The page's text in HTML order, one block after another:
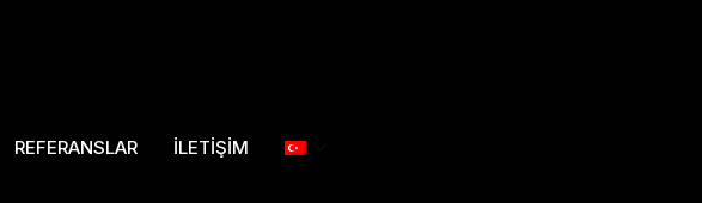
REFERANSLAR İLETİŞİM